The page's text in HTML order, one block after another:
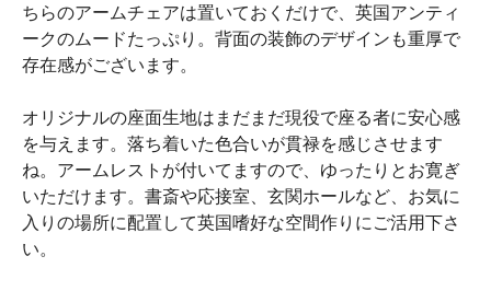
ちらのアームチェアは置いておくだけで、英国アンティ
ークのムードたっぷり。背面の装飾のデザインも重厚で
存在感がございます。
オリジナルの座面生地はまだまだ現役で座る者に安心感
を与えます。落ち着いた色合いが貫禄を感じさせます
ね。アームレストが付いてますので、ゆったりとお寛ぎ
いただけます。書斎や応接室、玄関ホールなど、お気に
入りの場所に配置して英国嗜好な空間作りにご活用下さ
い。